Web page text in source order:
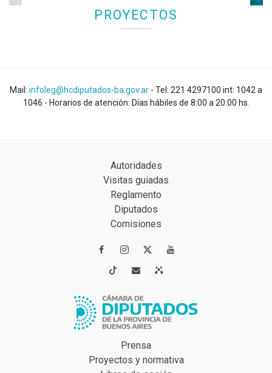
PROYECTOS
Mail: infoleg@hcdiputados-ba.gov.ar - Tel: 221 4297100 int: 1042 a
1046 - Horarios de atención: Días hábiles de 8:00 a 20:00 hs.
Autoridades
Visitas guiadas
Reglamento
Diputados
Comisiones
 
 
Prensa
Proyectos y normativa